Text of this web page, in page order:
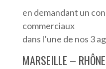
en demandant un
commerciaux
dans l’une de nos 3
MARSEILLE –